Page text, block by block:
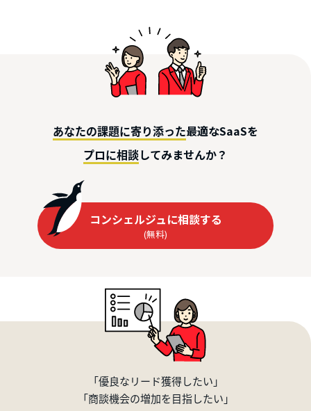
あなたの課題に寄り添った最適なSaaSを
プロに相談してみませんか？
コンシェルジュに相談する
(無料)
「優良なリード獲得したい」
「商談機会の増加を目指したい」